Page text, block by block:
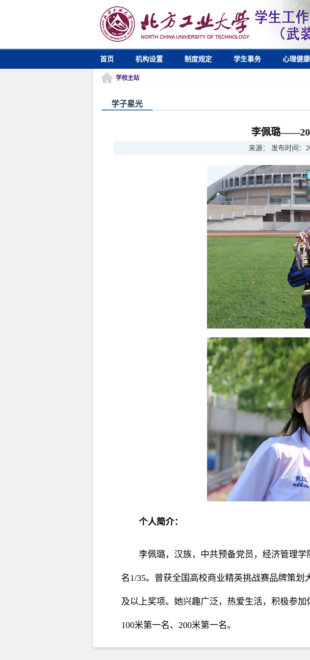
首页 机构设置 制度规定 学生事务 心理健康
学校主站
学子星光
李佩璐
来源： 发布时间：
个人简介：
李佩璐，汉族，中共预备党员，经济管理
名1/35。曾获全国高校商业精英挑战赛品牌策
及以上奖项。她兴趣广泛，热爱生活，积极参
100米第一名、200米第一名。